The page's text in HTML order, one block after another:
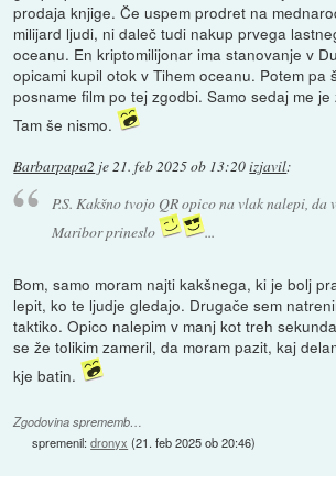
prodaja knjige. Če uspem prodret na
milijard ljudi, ni daleč tudi nakup prvega
oceanu. En kriptomilijonar ima stanovanje v
opicami kupil otok v Tihem oceanu. Potem pa
posname film po tej zgodbi. Samo sedaj me
Tam še nismo.
Barbarpapa2 je21. feb 2025 ob 13:20izjavil:
P.S. Kakšno tvojo QR opico na vlak nalepi, da
Maribor prineslo
...
Bom, samo moram najti kakšnega, ki je bolj
lepit, ko te ljudje gledajo. Drugače sem
taktiko. Opico nalepim v manj kot treh
se že tolikim zameril, da moram pazit, kaj
kje batin.
Zgodovina sprememb…
spremenil:dronyx (21. feb 2025 ob 20:46)